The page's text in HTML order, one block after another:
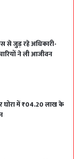
से जुड़ रहे अधिकारी-
ने ली आजीवन
घोरा में ₹04.20 लाख के